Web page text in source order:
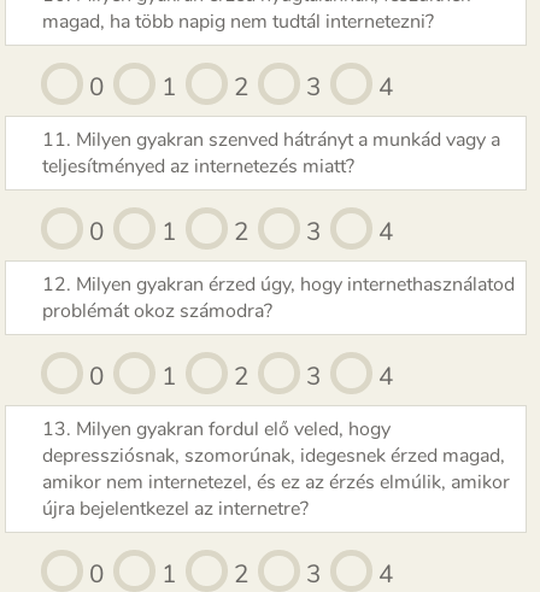
magad, ha több napig nem tudtál internetezni?
0 1 2 3 4
11. Milyen gyakran szenved hátrányt a munkád vagy a
teljesítményed az internetezés miatt?
0 1 2 3 4
12. Milyen gyakran érzed úgy, hogy internethasználatod
problémát okoz számodra?
0 1 2 3 4
13. Milyen gyakran fordul elő veled, hogy
depressziósnak, szomorúnak, idegesnek érzed magad,
amikor nem internetezel, és ez az érzés elmúlik, amikor
újra bejelentkezel az internetre?
0 1 2 3 4